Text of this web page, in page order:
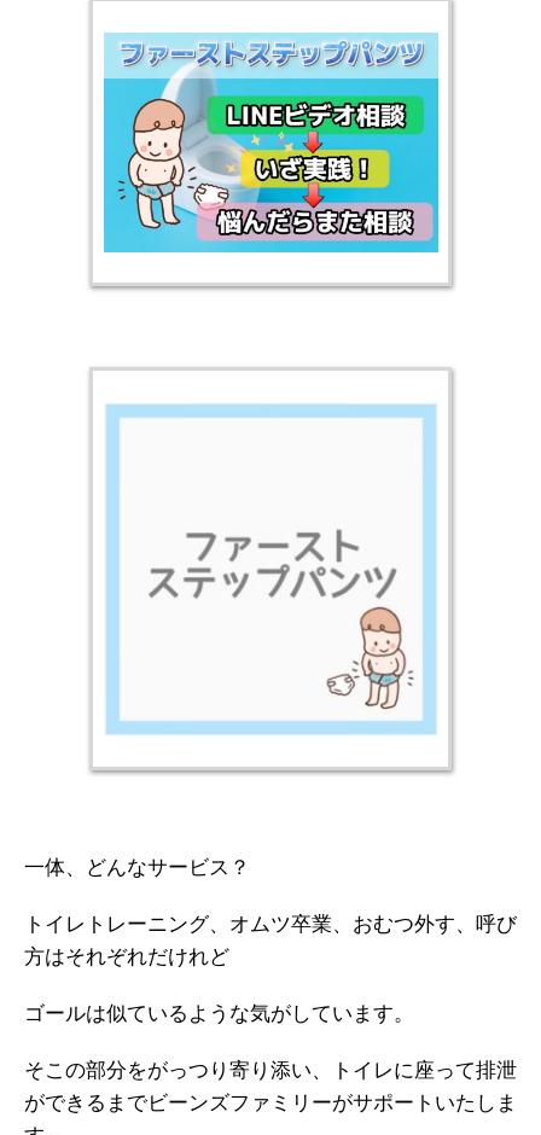
一体、どんなサービス？
トイレトレーニング、オムツ卒業、おむつ外す、呼び
方はそれぞれだけれど
ゴールは似ているような気がしています。
そこの部分をがっつり寄り添い、トイレに座って排泄
ができるまでビーンズファミリーがサポートいたしま